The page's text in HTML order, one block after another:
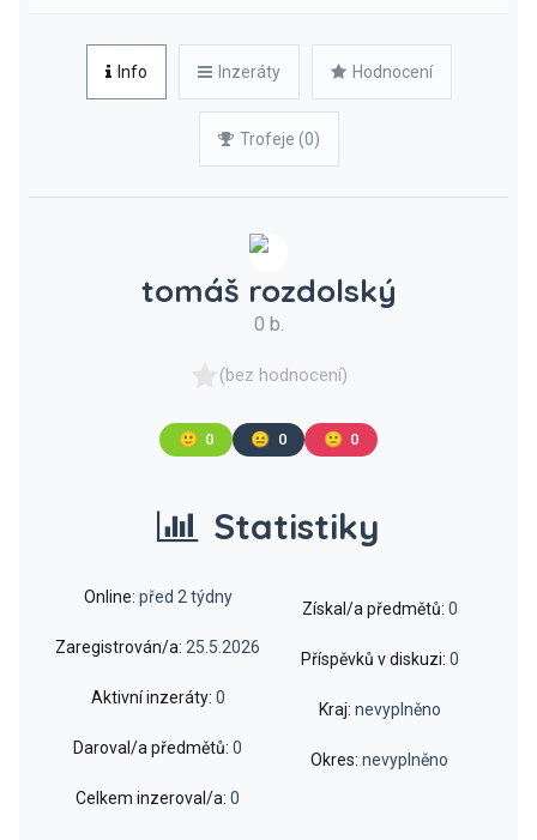
Info Inzeráty Hodnocení
Trofeje (0)
tomáš rozdolský
0 b.
(bez hodnocení)
🙂 0 😐 0 🙁 0
Statistiky
Online: před 2 týdny
Zaregistrován/a: 25.5.2026
Aktivní inzeráty: 0
Daroval/a předmětů: 0
Celkem inzeroval/a: 0
Získal/a předmětů: 0
Příspěvků v diskuzi: 0
Kraj: nevyplněno
Okres: nevyplněno